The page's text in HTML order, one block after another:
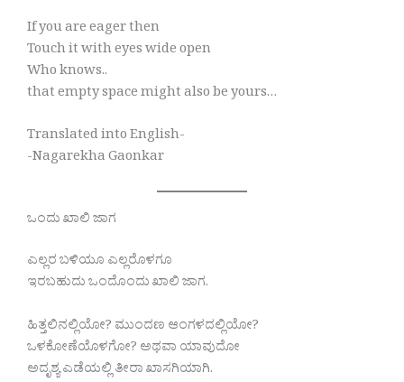
If you are eager then
Touch it with eyes wide open
Who knows..
that empty space might also be yours…
Translated into English-
-Nagarekha Gaonkar
ಒಂದು ಖಾಲಿ ಜಾಗ
ಎಲ್ಲರ ಬಳಿಯೂ ಎಲ್ಲರೊಳಗೂ
ಇರಬಹುದು ಒಂದೊಂದು ಖಾಲಿ ಜಾಗ.
ಹಿತ್ತಲಿನಲ್ಲಿಯೋ? ಮುಂದಣ ಆಂಗಳದಲ್ಲಿಯೋ?
ಒಳಕೋಣೆಯೊಳಗೋ? ಅಥವಾ ಯಾವುದೋ
ಅದೃಶ್ಯ ಎಡೆಯಲ್ಲಿ ತೀರಾ ಖಾಸಗಿಯಾಗಿ.